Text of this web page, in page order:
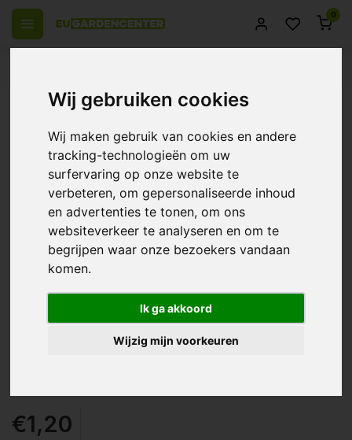
Wij gebruiken cookies
Wij maken gebruik van cookies en andere
tracking-technologieën om uw
surfervaring op onze website te
verbeteren, om gepersonaliseerde inhoud
en advertenties te tonen, om ons
websiteverkeer te analyseren en om te
begrijpen waar onze bezoekers vandaan
komen.
Ik ga akkoord
Wijzig mijn voorkeuren
0
Back
Aluminum Bag ~ Retaining Bag
0/10 (0 Reviews) Compare
€1,20